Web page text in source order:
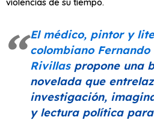
El médico, pintor y
colombiano Fernando
Rivillaspropone una
novelada que
investigación,
y lectura política